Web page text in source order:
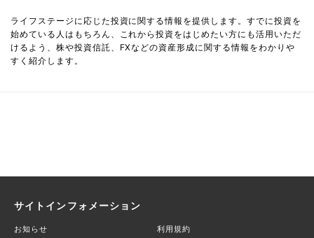
ライフステージに応じた投資に関する情報を提供します。すでに投資を
始めている人はもちろん、これから投資をはじめたい方にも活用いただ
けるよう、株や投資信託、FXなどの資産形成に関する情報をわかりや
すく紹介します。
サイトインフォメーション
お知らせ 利用規約